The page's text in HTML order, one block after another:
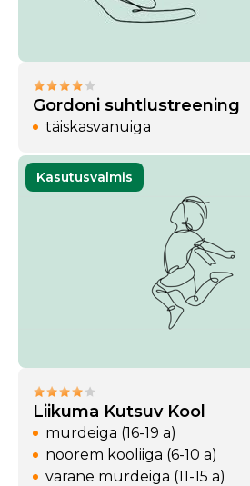
Gordoni suhtlustreening
täiskasvanuiga
Kasutusvalmis
Liikuma Kutsuv Kool
murdeiga (16-19 a)
noorem kooliiga (6-10 a)
varane murdeiga (11-15 a)